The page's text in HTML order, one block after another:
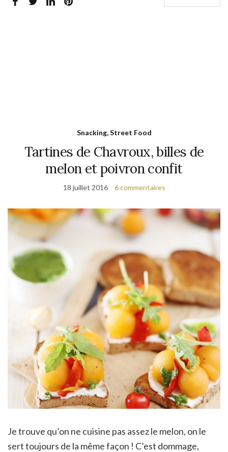
Snacking, Street Food
Tartines de Chavroux, billes de
melon et poivron confit
18 juillet 2016 6 commentaires
Je trouve qu’on ne cuisine pas assez le melon, on le
sert toujours de la même façon ! C’est dommage,